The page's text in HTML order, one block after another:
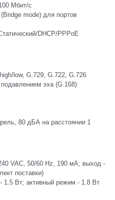
Мбит/с
mode) для портов
DHCP/PPPoE
low, G.729, G.722, G.726
эха (G.168)
80 дБА на раcстоянии 1
VAC, 50/60 Hz, 190 мА; выход -
поставки)
1.5 Вт; активный режим - 1.8 Вт